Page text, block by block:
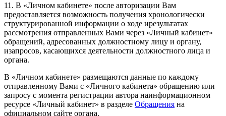
11. В «Личном кабинете» после авторизации Вам
предоставляется возможность получения хронологически
структурированной информации о ходе ирезультатах
рассмотрения отправленных Вами через «Личный кабинет»
обращений, адресованных должностному лицу и органу,
изапросов, касающихся деятельности должностного лица и
органа.
В «Личном кабинете» размещаются данные по каждому
отправленному Вами с «Личного кабинета» обращению или
запросу с момента регистрации автора наинформационном
ресурсе «Личный кабинет» в разделе Обращения на
официальном сайте органа.